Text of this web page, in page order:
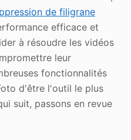
de filigrane
efficace et
à résoudre les vidéos
leur
fonctionnalités
d'être l'outil le plus
suit, passons en revue